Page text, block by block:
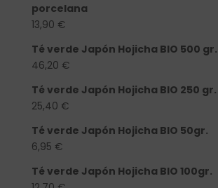
porcelana
13,90 €
Té verde Japón Hojicha BIO 500 gr.
46,20 €
Té verde Japón Hojicha BIO 250 gr.
25,40 €
Té verde Japón Hojicha BIO 50gr.
6,95 €
Té verde Japón Hojicha BIO 100gr.